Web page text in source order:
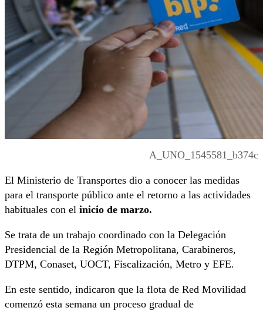
A_UNO_1545581_b374c
El Ministerio de Transportes dio a conocer las medidas
para el transporte público ante el retorno a las actividades
habituales con el inicio de marzo.
Se trata de un trabajo coordinado con la Delegación
Presidencial de la Región Metropolitana, Carabineros,
DTPM, Conaset, UOCT, Fiscalización, Metro y EFE.
En este sentido, indicaron que la flota de Red Movilidad
comenzó esta semana un proceso gradual de